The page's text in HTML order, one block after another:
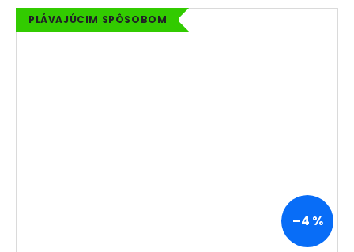
PLÁVAJÚCIM SPÔSOBOM
–4 %